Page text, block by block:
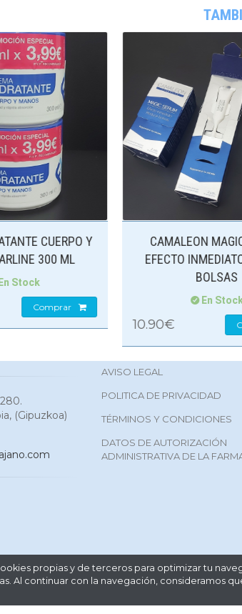
CUERPO Y
300 ML
Comprar
CAMALEON MAGIC
EFECTO INMEDIATO
BOLSAS
En Stock
10.90€
(Gipuzkoa)
AVISO LEGAL
POLITICA DE PRIVACIDAD
TÉRMINOS Y CONDICIONES
DATOS DE AUTORIZACIÓN
ADMINISTRATIVA DE LA
propias y de terceros para optimizar tu
Al continuar con la navegación, consideramos